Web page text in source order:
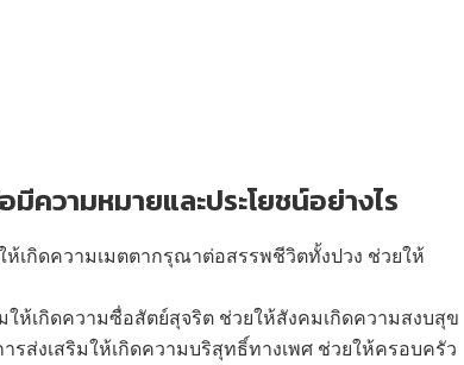
วามหมายและประโยชน์อย่างไร
ห้เกิดความเมตตากรุณาต่อสรรพชีวิตทั้งปวง ช่วยให้
ให้เกิดความซื่อสัตย์สุจริต ช่วยให้สังคมเกิดความสงบสุข
รส่งเสริมให้เกิดความบริสุทธิ์ทางเพศ ช่วยให้ครอบครัว